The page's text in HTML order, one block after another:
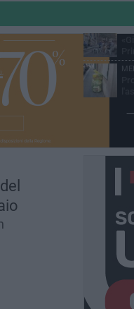
4 anni di